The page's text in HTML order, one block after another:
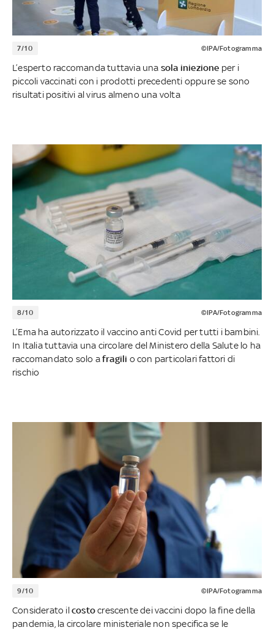
7/10 ©IPA/Fotogramma
L’esperto raccomanda tuttavia una sola iniezione per i
piccoli vaccinati con i prodotti precedenti oppure se sono
risultati positivi al virus almeno una volta
8/10 ©IPA/Fotogramma
L’Ema ha autorizzato il vaccino anti Covid per tutti i bambini.
In Italia tuttavia una circolare del Ministero della Salute lo ha
raccomandato solo afragili o con particolari fattori di
rischio
9/10 ©IPA/Fotogramma
Considerato ilcostocrescente dei vaccini dopo la fine della
pandemia, la circolare ministeriale non specifica se le